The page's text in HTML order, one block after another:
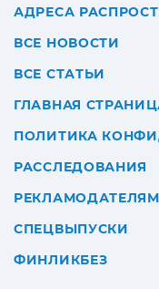
АДРЕСА
ВСЕ НОВОСТИ
ВСЕ СТАТЬИ
ГЛАВНАЯ
ПОЛИТИКА
РАССЛЕДОВАНИЯ
РЕКЛАМОДАТЕЛЯМ
СПЕЦВЫПУСКИ
ФИНЛИКБЕЗ